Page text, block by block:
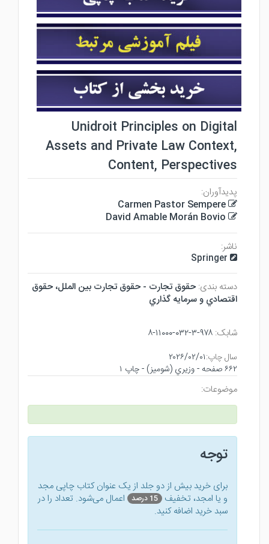
Unidroit Principles on Digital
Assets and Private Law Context,
Content, Perspectives
پدیدآوران:
Carmen Pastor Sempere
David Amable Morán Bovio
ناشر:
Springer
دسته بندی: حقوق تجارت - حقوق تجارت بين الملل، حقوق
اقتصادي و سرمايه گذاري
شابک: ۹۷۸-۳-۰۳۲-۱۱۰۰۰-۸
سال چاپ:۲۰۲۶/۰۲/۰۱
۶۶۲ صفحه - وزيري (شوميز) - چاپ ۱
موضوعات:
توجه
برای خرید بیش از دو جلد از یک عنوان کتاب‌ چاپی مجد
و یا امجد، تخفیف 15 درصد
اعمال می‌شود. تعداد را در
سبد خرید اضافه کنید.